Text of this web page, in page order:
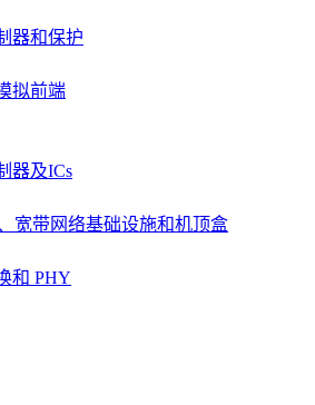
器和保护
拟前端
器及ICs
宽带网络基础设施和机顶盒
和 PHY